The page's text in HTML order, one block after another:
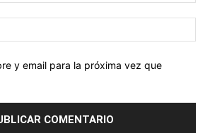
y email para la próxima vez que